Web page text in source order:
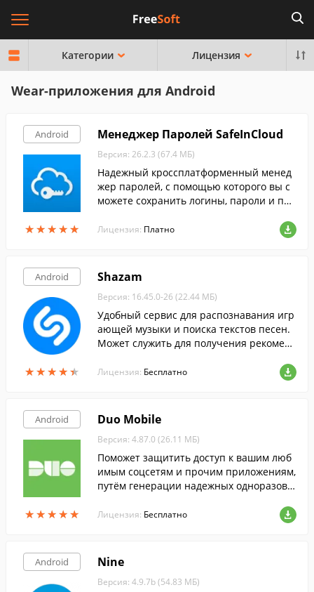
Категории Лицензия
Wear-приложения для Android
Android
★★★★★
★★★★★
Менеджер Паролей SafeInCloud
Версия: 26.2.3 (67.4 МБ)
Надежный кроссплатформенный менед
жер паролей, с помощью которого вы с
можете сохранить логины, пароли и про
зашифрованной базе данных.
Лицензия: Платно
Android
★★★★★
★★★★★
Shazam
Версия: 16.45.0-26 (22.44 МБ)
Удобный сервис для распознавания игр
ающей музыки и поиска текстов песен.
Может служить для получения рекоменд
в Shazam и поиска новых музыкальных
Лицензия: Бесплатно
Android
★★★★★
★★★★★
Duo Mobile
Версия: 4.87.0 (26.11 МБ)
Поможет защитить доступ к вашим люб
имым соцсетям и прочим приложениям,
путём генерации надежных одноразовы
Лицензия: Бесплатно
Android Nine
Версия: 4.9.7b (54.83 МБ)